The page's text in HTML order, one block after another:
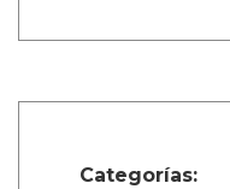
Categorías: